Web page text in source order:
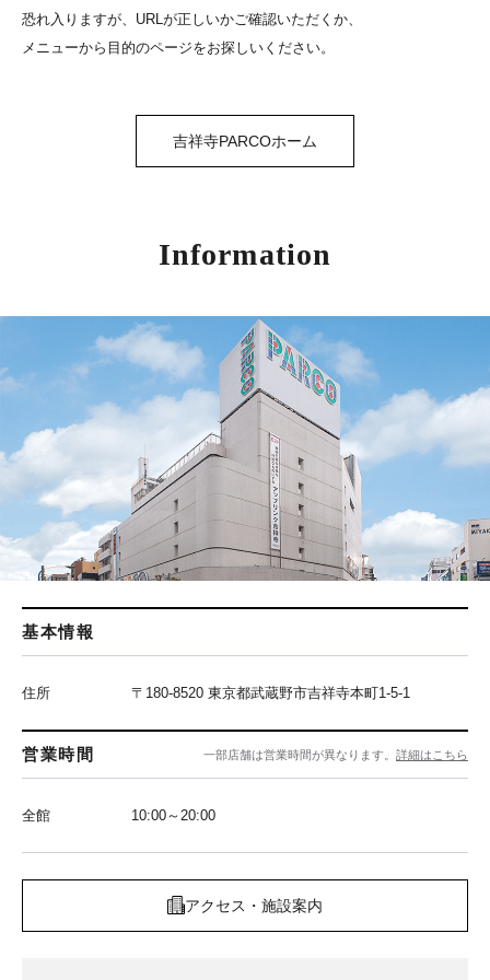
恐れ入りますが、URLが正しいかご確認いただくか、
メニューから目的のページをお探しいください。
吉祥寺PARCOホーム
Information
基本情報
住所 〒180-8520 東京都武蔵野市吉祥寺本町1-5-1
営業時間 一部店舗は営業時間が異なります。 詳細はこちら
全館 10:00～20:00
アクセス・施設案内